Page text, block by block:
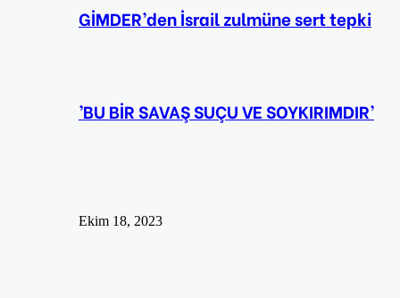
GİMDER’den İsrail zulmüne sert tepki
’BU BİR SAVAŞ SUÇU VE SOYKIRIMDIR’
Ekim 18, 2023